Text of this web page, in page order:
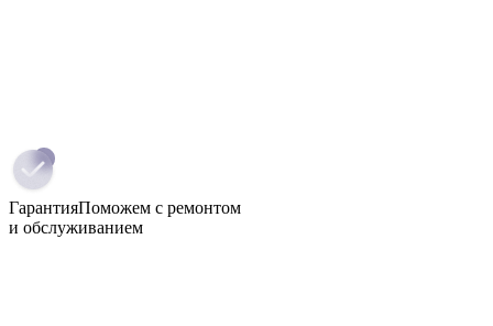
ГарантияПоможем с ремонтом
и обслуживанием